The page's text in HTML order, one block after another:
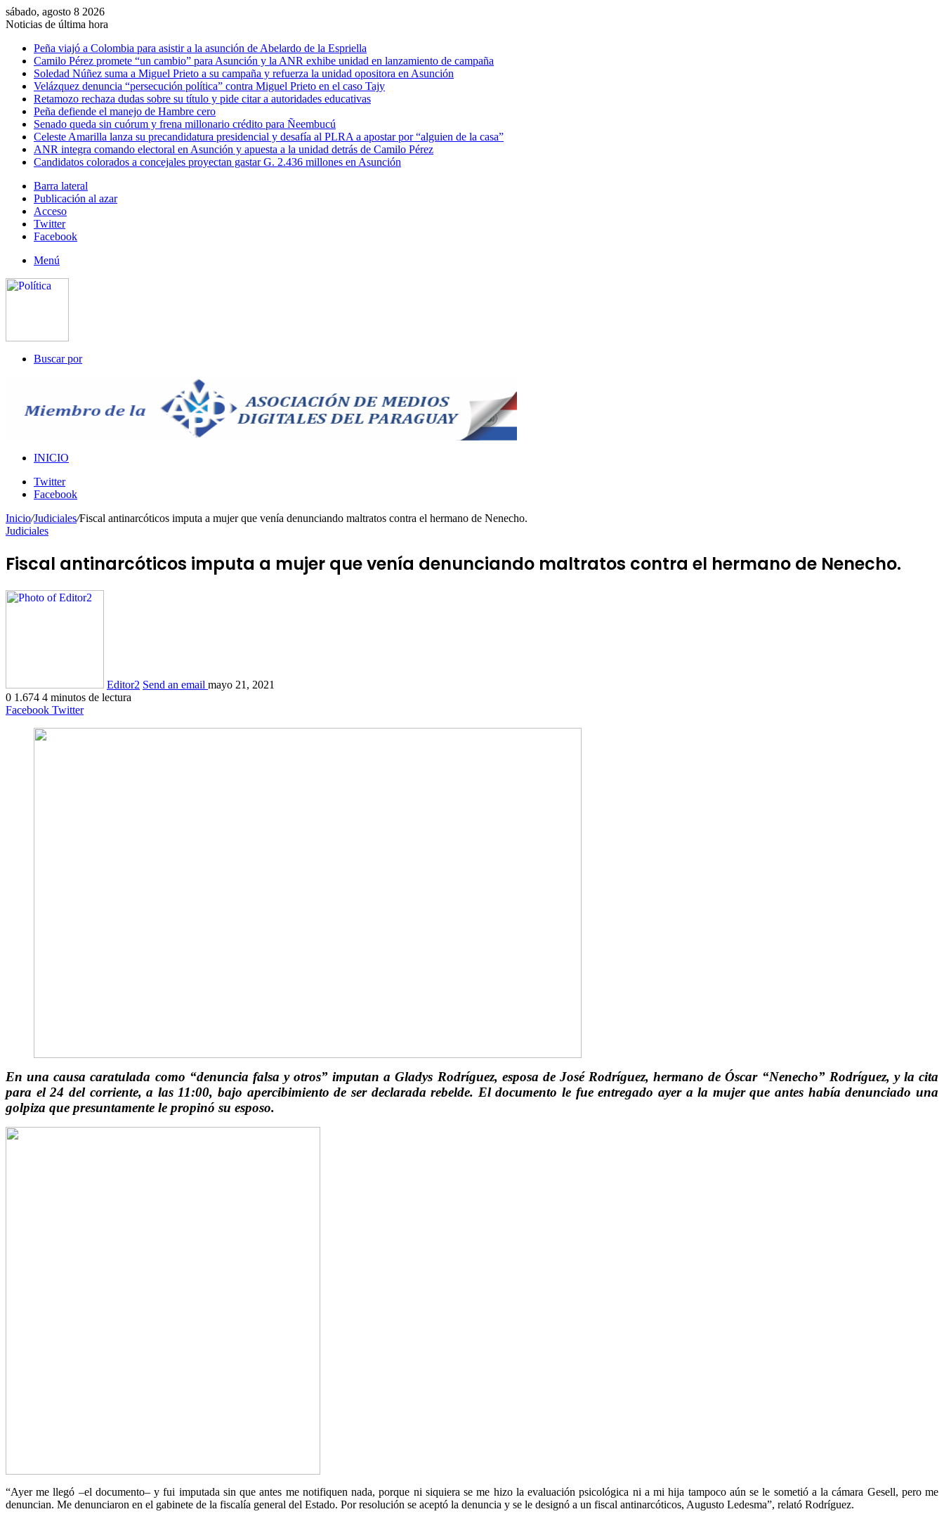
sábado, agosto 8 2026
Noticias de última hora
Peña viajó a Colombia para asistir a la asunción de Abelardo de la Espriella
Camilo Pérez promete “un cambio” para Asunción y la ANR exhibe unidad en lanzamiento de campaña
Soledad Núñez suma a Miguel Prieto a su campaña y refuerza la unidad opositora en Asunción
Velázquez denuncia “persecución política” contra Miguel Prieto en el caso Tajy
Retamozo rechaza dudas sobre su título y pide citar a autoridades educativas
Peña defiende el manejo de Hambre cero
Senado queda sin cuórum y frena millonario crédito para Ñeembucú
Celeste Amarilla lanza su precandidatura presidencial y desafía al PLRA a apostar por “alguien de la casa”
ANR integra comando electoral en Asunción y apuesta a la unidad detrás de Camilo Pérez
Candidatos colorados a concejales proyectan gastar G. 2.436 millones en Asunción
Barra lateral
Publicación al azar
Acceso
Twitter
Facebook
Menú
Buscar por
INICIO
Twitter
Facebook
Inicio/Judiciales/Fiscal antinarcóticos imputa a mujer que venía denunciando maltratos contra el hermano de Nenecho.
Judiciales
Fiscal antinarcóticos imputa a mujer que venía denunciando maltratos contra el hermano de Nenecho.
Editor2 Send an email mayo 21, 2021
0 1.674 4 minutos de lectura
Facebook Twitter
En una causa caratulada como “denuncia falsa y otros” imputan a Gladys Rodríguez, esposa de José Rodríguez, hermano de Óscar “Nenecho” Rodríguez, y la cita
para el 24 del corriente, a las 11:00, bajo apercibimiento de ser declarada rebelde. El documento le fue entregado ayer a la mujer que antes había denunciado una
golpiza que presuntamente le propinó su esposo.
“Ayer me llegó –el documento– y fui imputada sin que antes me notifiquen nada, porque ni siquiera se me hizo la evaluación psicológica ni a mi hija tampoco aún se le sometió a la cámara Gesell, pero me
denuncian. Me denunciaron en el gabinete de la fiscalía general del Estado. Por resolución se aceptó la denuncia y se le designó a un fiscal antinarcóticos, Augusto Ledesma”, relató Rodríguez.